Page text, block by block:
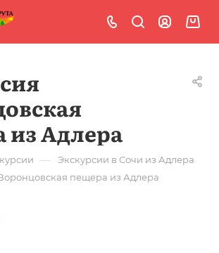
из Адлера
— Экскурсии в Сочи из Адлера
пещера из Адлера